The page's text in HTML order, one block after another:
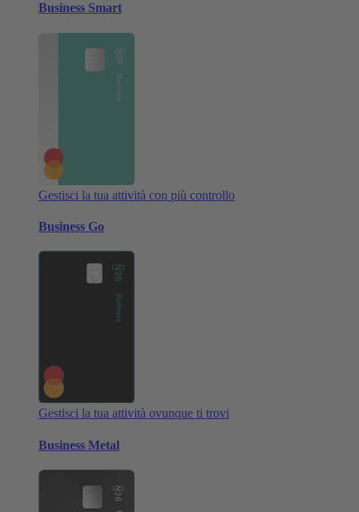
Business Smart
Gestisci la tua attività con più controllo
Business Go
Gestisci la tua attività ovunque ti trovi
Business Metal